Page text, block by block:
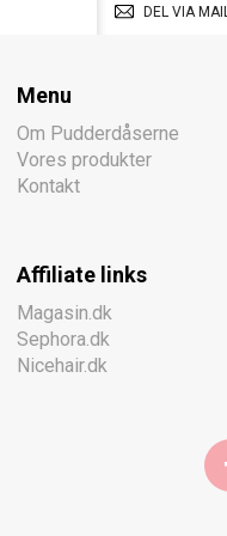
DEL VIA MAIL
Menu
Om Pudderdåserne
Vores produkter
Kontakt
Affiliate links
Magasin.dk
Sephora.dk
Nicehair.dk